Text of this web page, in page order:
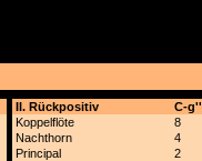
II. Rückpositiv
C-
Koppelflöte
8
Nachthorn
4
Principal
2